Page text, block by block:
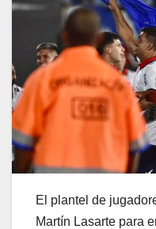
El plantel de
Martín Lasarte para